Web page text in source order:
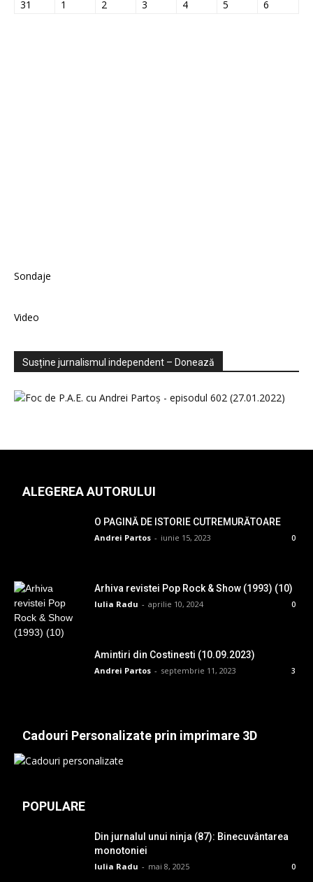
31 1 2 3 4 5 6
Sondaje
Video
Susține jurnalismul independent – Donează
ALEGEREA AUTORULUI
O PAGINĂ DE ISTORIE CUTREMURĂTOARE
Andrei Partos - iunie 15, 2023 0
Arhiva revistei Pop Rock & Show (1993) (10)
Iulia Radu - aprilie 10, 2024 0
Amintiri din Costinesti (10.09.2023)
Andrei Partos - septembrie 11, 2023 3
Cadouri Personalizate prin imprimare 3D
POPULARE
Din jurnalul unui ninja (87): Binecuvântarea
monotoniei
Iulia Radu - mai 8, 2025 0